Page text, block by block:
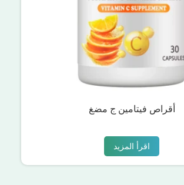
أقراص فيتامين ج مضغ
اقرأ المزيد